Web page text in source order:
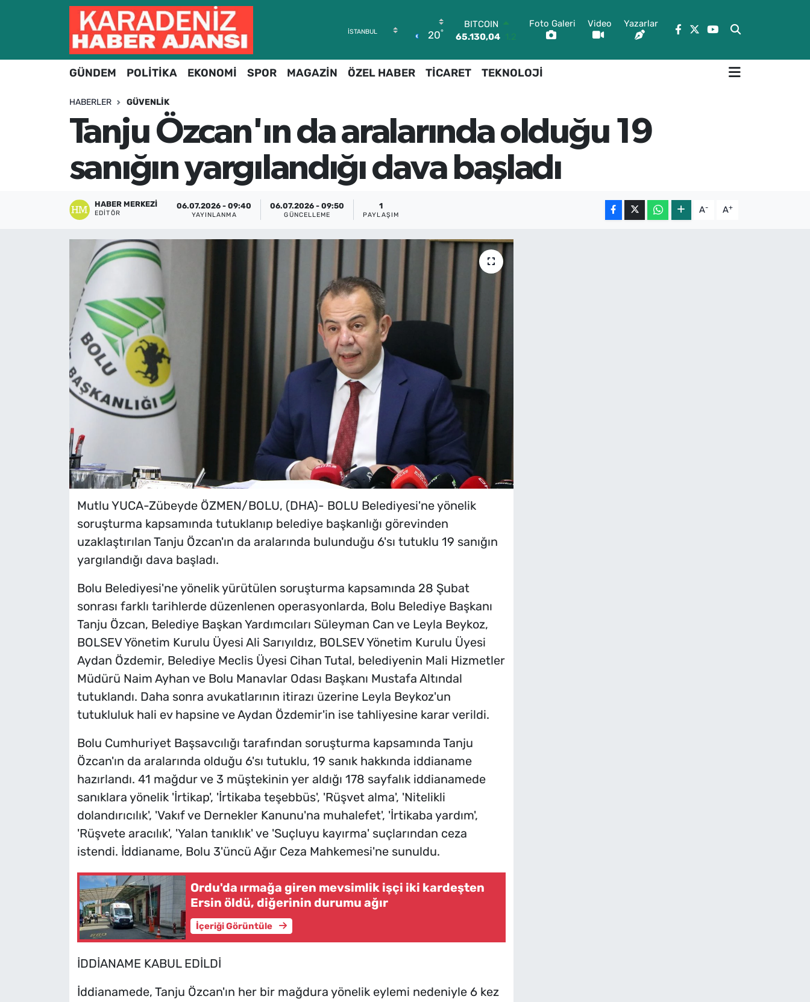
20°
65.130,04
1.2
DOLAR
55,2510 0.32
6648.99
2.59
BİST100
-19
Foto Galeri Video Yazarlar
GÜNDEM POLİTİKA EKONOMİ SPOR MAGAZİN ÖZEL HABER TİCARET TEKNOLOJİ
HABERLER GÜVENLIK
Tanju Özcan'ın da aralarında olduğu 19
sanığın yargılandığı dava başladı
HABER MERKEZI
EDITÖR
06.07.2026 - 09:40
YAYINLANMA
06.07.2026 - 09:50
GÜNCELLEME
1
PAYLAŞIM A- A+
Mutlu YUCA-Zübeyde ÖZMEN/BOLU, (DHA)- BOLU Belediyesi'ne yönelik
soruşturma kapsamında tutuklanıp belediye başkanlığı görevinden
uzaklaştırılan Tanju Özcan'ın da aralarında bulunduğu 6'sı tutuklu 19 sanığın
yargılandığı dava başladı.
Bolu Belediyesi'ne yönelik yürütülen soruşturma kapsamında 28 Şubat
sonrası farklı tarihlerde düzenlenen operasyonlarda, Bolu Belediye Başkanı
Tanju Özcan, Belediye Başkan Yardımcıları Süleyman Can ve Leyla Beykoz,
BOLSEV Yönetim Kurulu Üyesi Ali Sarıyıldız, BOLSEV Yönetim Kurulu Üyesi
Aydan Özdemir, Belediye Meclis Üyesi Cihan Tutal, belediyenin Mali Hizmetler
Müdürü Naim Ayhan ve Bolu Manavlar Odası Başkanı Mustafa Altındal
tutuklandı. Daha sonra avukatlarının itirazı üzerine Leyla Beykoz'un
tutukluluk hali ev hapsine ve Aydan Özdemir'in ise tahliyesine karar verildi.
Bolu Cumhuriyet Başsavcılığı tarafından soruşturma kapsamında Tanju
Özcan'ın da aralarında olduğu 6'sı tutuklu, 19 sanık hakkında iddianame
hazırlandı. 41 mağdur ve 3 müştekinin yer aldığı 178 sayfalık iddianamede
sanıklara yönelik 'İrtikap', 'İrtikaba teşebbüs', 'Rüşvet alma', 'Nitelikli
dolandırıcılık', 'Vakıf ve Dernekler Kanunu'na muhalefet', 'İrtikaba yardım',
'Rüşvete aracılık', 'Yalan tanıklık' ve 'Suçluyu kayırma' suçlarından ceza
istendi. İddianame, Bolu 3'üncü Ağır Ceza Mahkemesi'ne sunuldu.
Ordu'da ırmağa giren mevsimlik işçi iki kardeşten
Ersin öldü, diğerinin durumu ağır
İçeriği Görüntüle
İDDİANAME KABUL EDİLDİ
İddianamede, Tanju Özcan'ın her bir mağdura yönelik eylemi nedeniyle 6 kez
Hava Durumu
Trafik Durumu
Süper Lig Puan Durumu ve Fikstür
Tüm Manşetler
Son Dakika Haberleri
Haber Arşivi